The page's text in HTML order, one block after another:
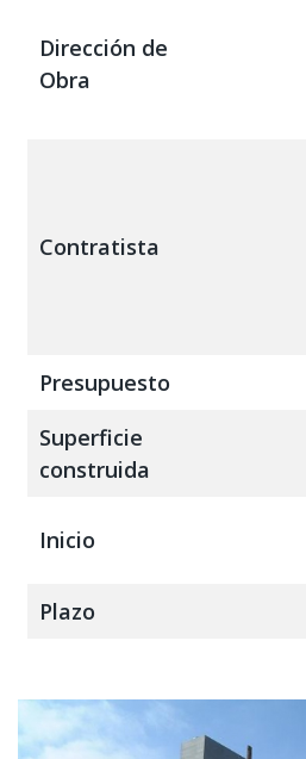
Dirección de
Obra
Contratista
Presupuesto
Superficie
construida
Inicio
Plazo